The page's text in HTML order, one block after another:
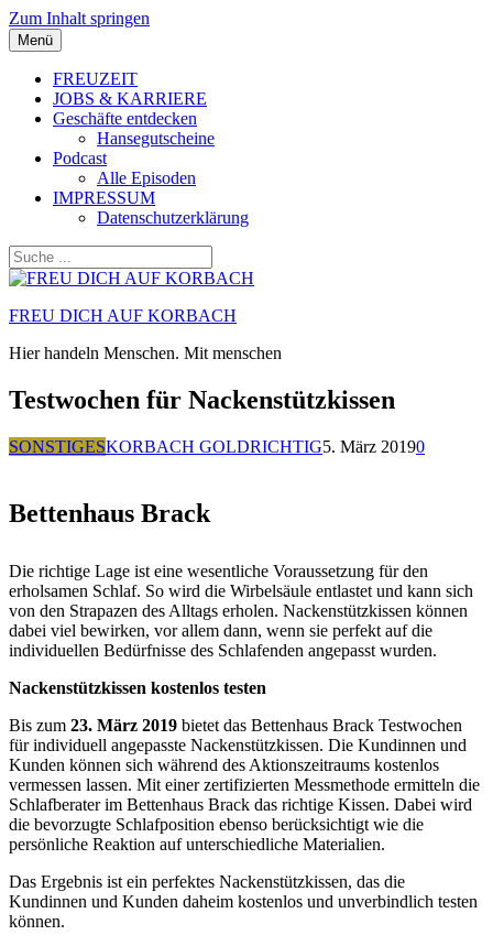
Zum Inhalt springen
Menü
FREUZEIT
JOBS & KARRIERE
Geschäfte entdecken
Hansegutscheine
Podcast
Alle Episoden
IMPRESSUM
Datenschutzerklärung
FREU DICH AUF KORBACH
Hier handeln Menschen. Mit menschen
Testwochen für Nackenstützkissen
SONSTIGESKORBACH GOLDRICHTIG5. März 20190
Bettenhaus Brack
Die richtige Lage ist eine wesentliche Voraussetzung für den
erholsamen Schlaf. So wird die Wirbelsäule entlastet und kann sich
von den Strapazen des Alltags erholen. Nackenstützkissen können
dabei viel bewirken, vor allem dann, wenn sie perfekt auf die
individuellen Bedürfnisse des Schlafenden angepasst wurden.
Nackenstützkissen kostenlos testen
Bis zum 23. März 2019 bietet das Bettenhaus Brack Testwochen
für individuell angepasste Nackenstützkissen. Die Kundinnen und
Kunden können sich während des Aktionszeitraums kostenlos
vermessen lassen. Mit einer zertifizierten Messmethode ermitteln die
Schlafberater im Bettenhaus Brack das richtige Kissen. Dabei wird
die bevorzugte Schlafposition ebenso berücksichtigt wie die
persönliche Reaktion auf unterschiedliche Materialien.
Das Ergebnis ist ein perfektes Nackenstützkissen, das die
Kundinnen und Kunden daheim kostenlos und unverbindlich testen
können.